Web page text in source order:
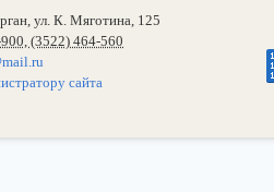
ул. К. Мяготина, 125
(3522) 464-560
сайта